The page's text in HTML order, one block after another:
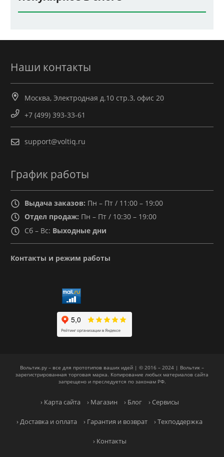
Наши контакты
Москва, Электродная д.10 стр.3, офис 20
+7 (499) 393-33-61
support@voltiq.ru
График работы
Выдача заказов: Пн – Пт / 11:00 – 19:00
Отдел продаж: Пн – Пт / 10:30 – 19:00
Сб – Вс: Выходные дни
Контакты и режим работы
Вольтик.ру – все для прототипов ваших идей | © 2016 – 2024 | Вольтик –
зарегистрированная торговая марка. Копирование любых материалов сайта
запрещено и преследуется по законам РФ.
› Карта сайта › Магазин › Блог › Сервисы
› Доставка и оплата › Гарантия и возврат › Техподдержка
› Контакты